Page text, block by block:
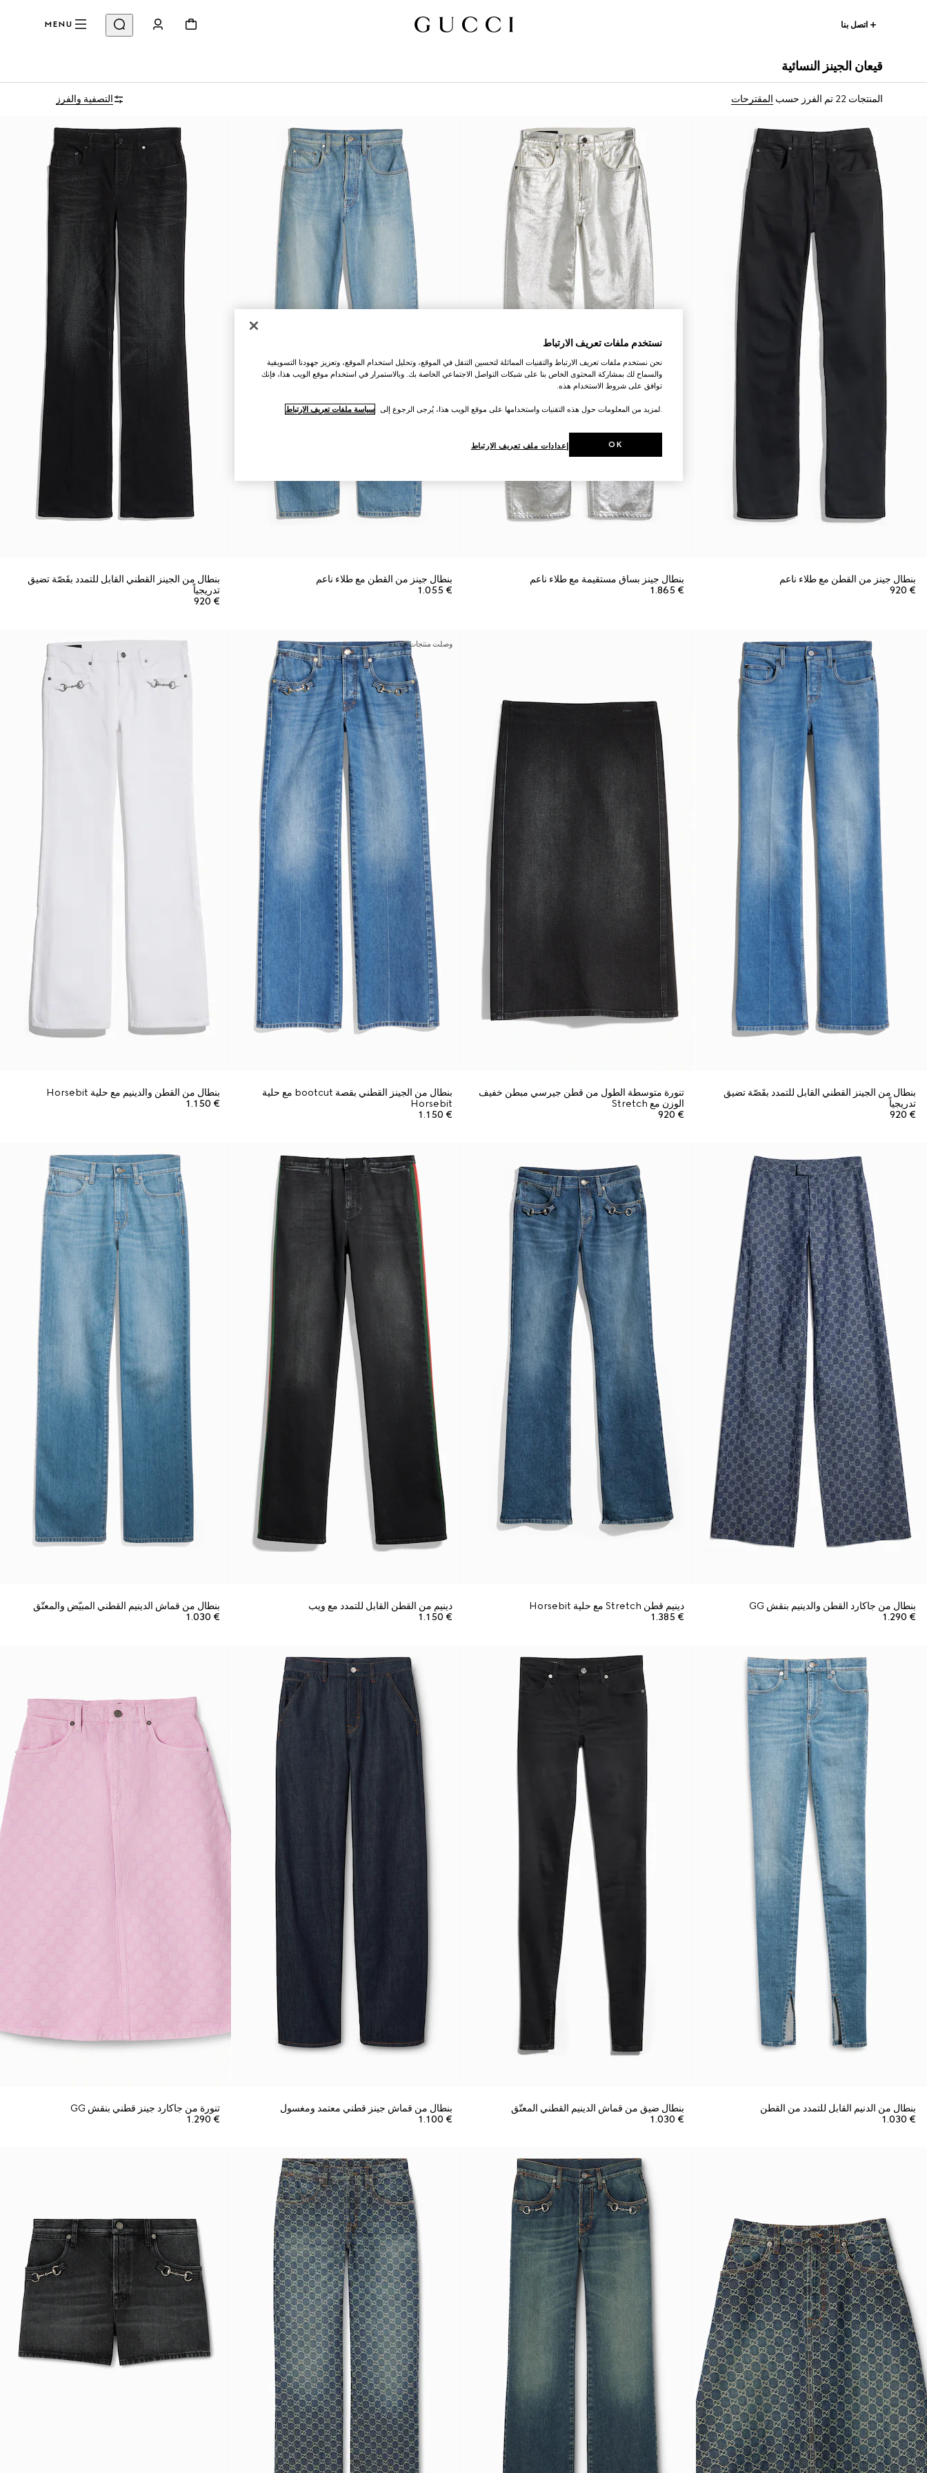
اتصل بنا MENU
قيعان الجينز النسائية
المنتجات 22 تم الفرز حسب المقترحات التصفية والفرز
بنطال جينز من القطن مع طلاء ناعم
€ 920
بنطال جينز بساق مستقيمة مع طلاء ناعم
€ 1.865
بنطال جينز من القطن مع طلاء ناعم
€ 1.055
بنطال من الجينز القطني القابل للتمدد بقَصّة تضيق
تدريجياً
€ 920
بنطال من الجينز القطني القابل للتمدد بقَصّة تضيق
تدريجياً
€ 920
تنورة متوسطة الطول من قطن جيرسي مبطن خفيف
الوزن مع Stretch
€ 920
وصلت منتجات جديدة
بنطال من الجينز القطني بقصة bootcut مع حلية
Horsebit
€ 1.150
بنطال من القطن والدينيم مع حلية Horsebit
€ 1.150
بنطال من جاكارد القطن والدينيم بنقش GG
€ 1.290
دينيم قطن Stretch مع حلية Horsebit
€ 1.385
دينيم من القطن القابل للتمدد مع ويب
€ 1.150
بنطال من قماش الدينيم القطني المبيّض والمعتّق
€ 1.030
بنطال من الدنيم القابل للتمدد من القطن
€ 1.030
بنطال ضيق من قماش الدينيم القطني المعتّق
€ 1.030
بنطال من قماش جينز قطني معتمد ومغسول
€ 1.100
تنورة من جاكارد جينز قطني بنقش GG
€ 1.290
نستخدم ملفات تعريف الارتباط
نحن نستخدم ملفات تعريف الارتباط والتقنيات المماثلة لتحسين التنقل في الموقع، وتحليل استخدام الموقع، وتعزيز جهودنا التسويقية
والسماح لك بمشاركة المحتوى الخاص بنا على شبكات التواصل الاجتماعي الخاصة بك. وبالاستمرار في استخدام موقع الويب هذا، فإنك
توافق على شروط الاستخدام هذه.
.لمزيد من المعلومات حول هذه التقنيات واستخدامها على موقع الويب هذا، يُرجى الرجوع إلى سياسة ملفات تعريف الارتباط
إعدادات ملف تعريف الارتباط OK